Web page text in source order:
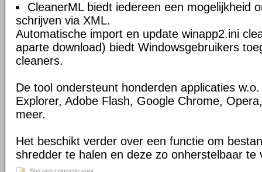
CleanerML biedt iedereen een mogelijkheid
schrijven via XML.
Automatische import en update winapp2.ini
aparte download) biedt Windowsgebruikers
cleaners.
De tool ondersteunt honderden applicaties
Explorer, Adobe Flash, Google Chrome,
meer.
Het beschikt verder over een functie om
shredder te halen en deze zo onherstelbaar te